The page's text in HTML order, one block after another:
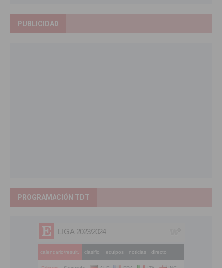
PUBLICIDAD
PROGRAMACIÓN TDT